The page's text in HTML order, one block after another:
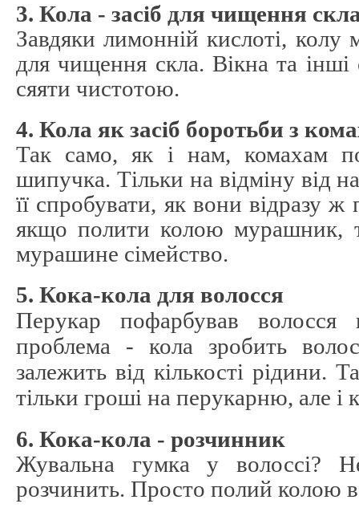
3. Кола - засіб для чищення
Завдяки лимонній кислоті, колу
для чищення скла. Вікна та інші
сяяти чистотою.
4. Кола як засіб боротьби з
Так само, як і нам, комахам
шипучка. Тільки на відміну від
її спробувати, як вони відразу
якщо полити колою мурашник,
мурашине сімейство.
5. Кока-кола для волосся
Перукар пофарбував
проблема - кола зробить
залежить від кількості рідини.
тільки гроші на перукарню, але і
6. Кока-кола - розчинник
Жувальна гумка у волоссі?
розчинить. Просто полий колою